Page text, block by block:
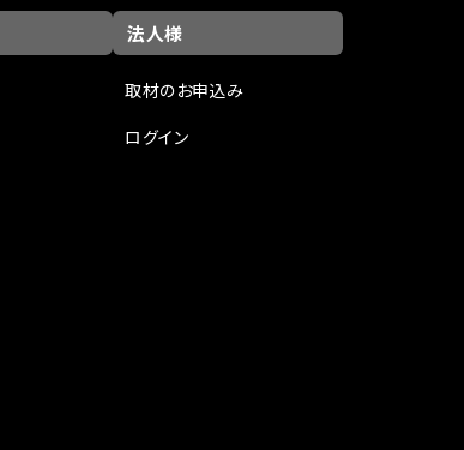
法人様
取材のお申込み
ログイン